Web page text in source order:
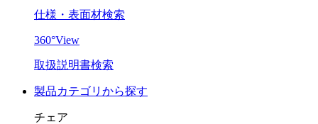
仕様・表面材検索
360°View
取扱説明書検索
製品カテゴリから探す
チェア